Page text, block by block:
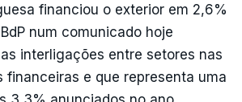
financiou o exterior em 2,6%
num comunicado hoje
interligações entre setores nas
financeiras e que representa uma